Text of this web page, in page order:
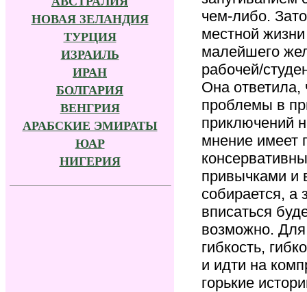
НОВАЯ ЗЕЛАНДИЯ
ТУРЦИЯ
ИЗРАИЛЬ
ИРАН
БОЛГАРИЯ
ВЕНГРИЯ
АРАБСКИЕ ЭМИРАТЫ
ЮАР
НИГЕРИЯ
чем-либо.
местной
малейшего
рабочей/
Она ответила,
проблемы в
приключений
мнение имеет
привычками и
собирается, а
вписаться
возможно.
гибкость,
и идти на
горькие